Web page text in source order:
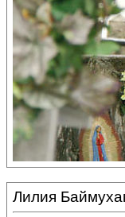
Лилия